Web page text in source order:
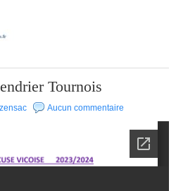
Tournois
Aucun commentaire